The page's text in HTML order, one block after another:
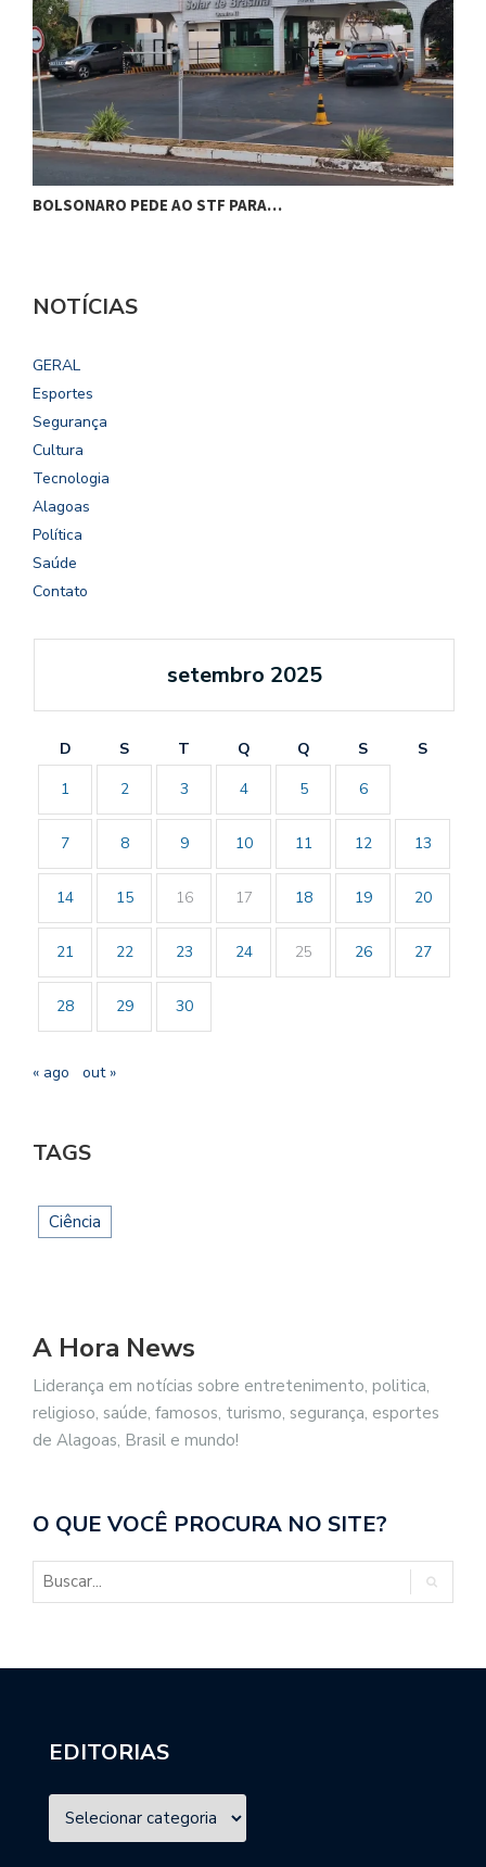
BOLSONARO PEDE AO STF PARA…
NOTÍCIAS
GERAL
Esportes
Segurança
Cultura
Tecnologia
Alagoas
Política
Saúde
Contato
setembro 2025
D S T Q Q S
S
1
2 3 4 5 6
7 8 9 10 11 12 13
14 15 16 17 18 19 20
21 22 23 24 25 26 27
28 29 30
« ago out »
TAGS
Ciência
A Hora News
Liderança em notícias sobre entretenimento, politica,
religioso, saúde, famosos, turismo, segurança, esportes
de Alagoas, Brasil e mundo!
O QUE VOCÊ PROCURA NO SITE?
EDITORIAS